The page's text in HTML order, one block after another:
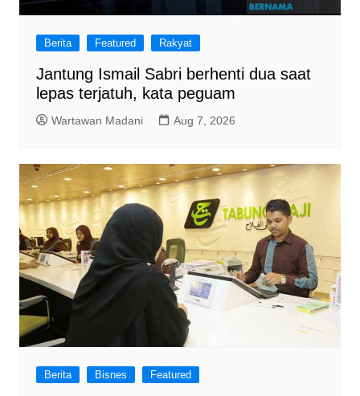
Berita Featured Rakyat
Jantung Ismail Sabri berhenti dua saat
lepas terjatuh, kata peguam
Wartawan Madani Aug 7, 2026
Berita Bisnes Featured